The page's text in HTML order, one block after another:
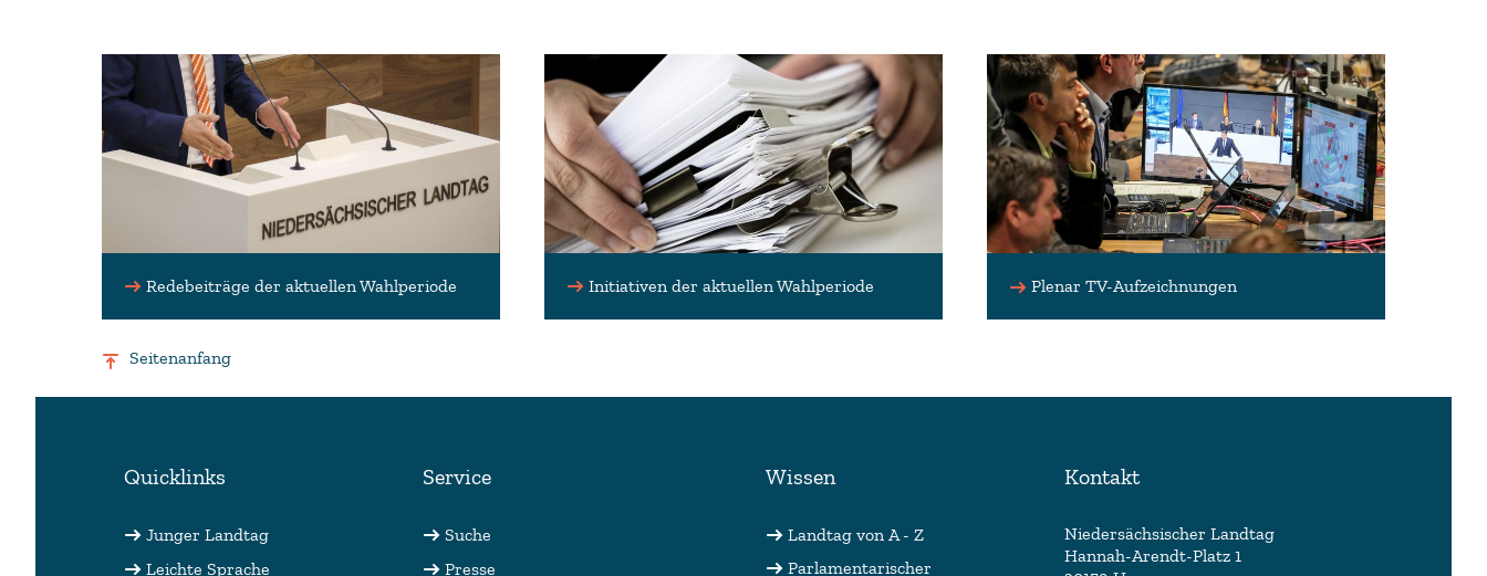
Redebeiträge der aktuellen Wahlperiode Initiativen der aktuellen Wahlperiode Plenar TV-Aufzeichnungen
Seitenanfang
Quicklinks
Junger Landtag
Leichte Sprache
Service
Suche
Presse
Wissen
Landtag von A - Z
Parlamentarischer
Kontakt
Niedersächsischer Landtag
Hannah-Arendt-Platz 1